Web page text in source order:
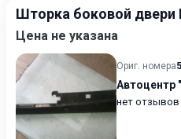
Шторка боковой двери
Цена не указана
Ориг. номера
Автоцентр
нет отзывов